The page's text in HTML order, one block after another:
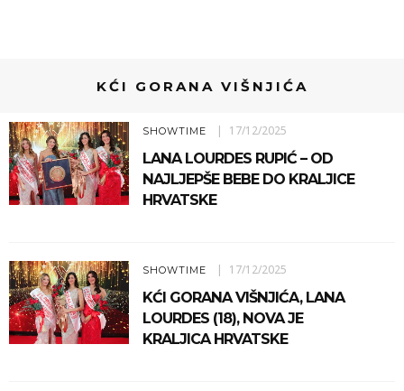
KĆI GORANA VIŠNJIĆA
SHOWTIME 17/12/2025
LANA LOURDES RUPIĆ – OD
NAJLJEPŠE BEBE DO KRALJICE
HRVATSKE
SHOWTIME 17/12/2025
KĆI GORANA VIŠNJIĆA, LANA
LOURDES (18), NOVA JE
KRALJICA HRVATSKE